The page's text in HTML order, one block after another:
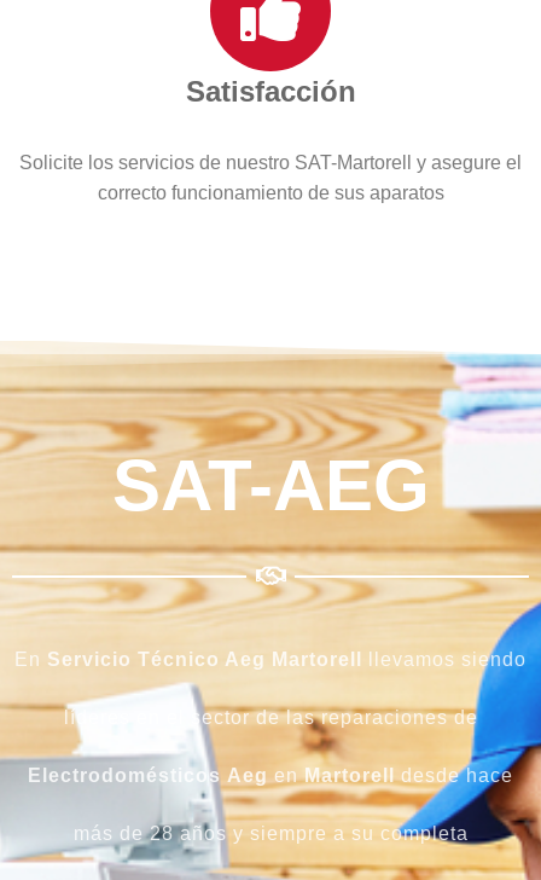
Satisfacción
Solicite los servicios de nuestro SAT-Martorell y asegure el
correcto funcionamiento de sus aparatos
SAT-AEG
En Servicio Técnico Aeg Martorell llevamos siendo
líderes en el sector de las reparaciones de
Electrodomésticos Aeg enMartorell desde hace
más de 28 años y siempre a su completa